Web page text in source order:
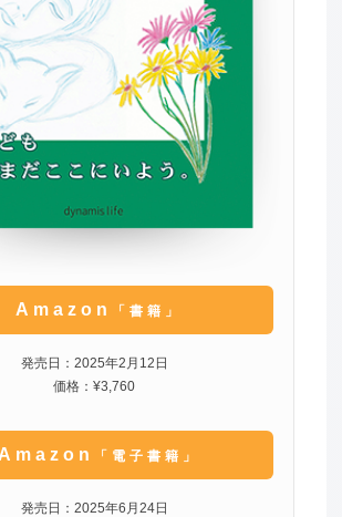
Amazon 「書籍」
発売日：2025年2月12日
価格：¥3,760
Amazon 「電子書籍」
発売日：2025年6月24日